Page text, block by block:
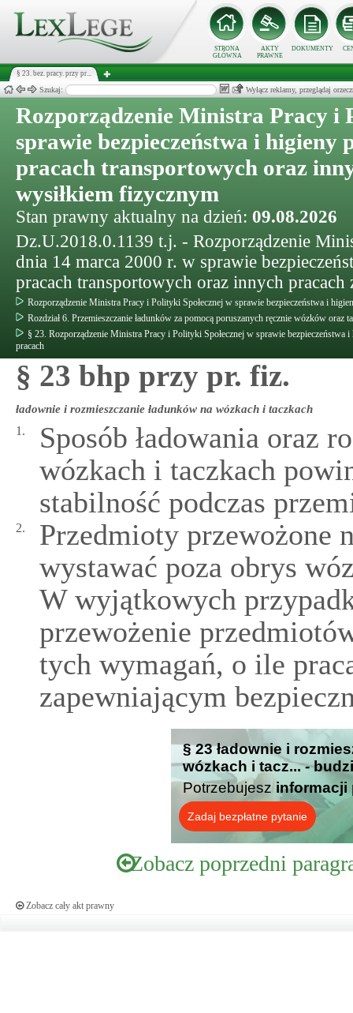
STRONA
GŁÓWNA
AKTY
PRAWNE
DOKUMENTY
§ 23. bez. pracy. przy pr...
Szukaj: Wyłącz reklamy, przeglądaj
Rozporządzenie Ministra Pracy i
sprawie bezpieczeństwa i higieny
pracach transportowych oraz
wysiłkiem fizycznym
Stan prawny aktualny na dzień: 09.08.2026
Dz.U.2018.0.1139 t.j. - Rozporządzenie
dnia 14 marca 2000 r. w sprawie
pracach transportowych oraz innych
Rozporządzenie Ministra Pracy i Polityki Społecznej w sprawie bezpieczeństwa i
Rozdział 6. Przemieszczanie ładunków za pomocą poruszanych ręcznie wózków oraz
§ 23. Rozporządzenie Ministra Pracy i Polityki Społecznej w sprawie
pracach
§ 23 bhp przy pr. fiz.
ładownie i rozmieszczanie ładunków na wózkach i taczkach
1.
Sposób ładowania oraz
wózkach i taczkach
stabilność podczas
2.
Przedmioty przewożone
wystawać poza obrys
W wyjątkowych
przewożenie
tych wymagań, o ile
zapewniającym
§ 23 ładownie i
wózkach i tacz... -
Potrzebujesz informacji
Zadaj bezpłatne pytanie
Zobacz poprzedni
Zobacz cały akt prawny